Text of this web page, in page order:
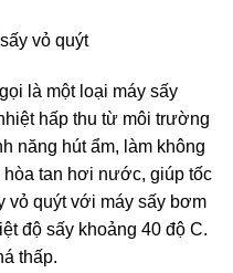
là một loại máy sấy
hấp thu từ môi trường
năng hút ẩm, làm không
hòa tan hơi nước, giúp tốc
vỏ quýt với máy sấy bơm
độ sấy khoảng 40 độ C.
thấp.